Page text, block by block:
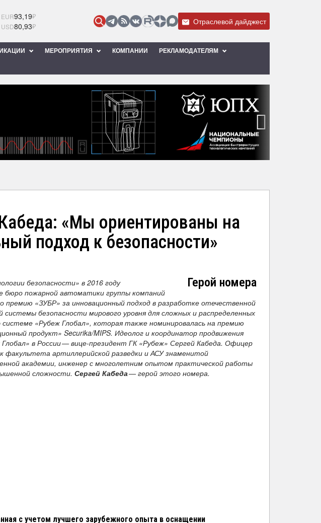
EUR93,19₽
USD80,93₽ Отраслевой дайджест
МЕРОПРИЯТИЯ КОМПАНИИ
РЕКЛАМОДАТЕЛЯМ
«Мы ориентированы на
подход к безопасности»
Герой номера
безопасности» в 2016 году
бюро пожарной автоматики группы компаний
премию «ЗУБР» за инновационный подход в разработке отечественной
системы безопасности мирового уровня для сложных и распределенных
системе «Рубеж Глобал», которая также номинировалась на премию
продукт» Securika/MIPS. Идеолог и координатор продвижения
в России — вице-президент ГК «Рубеж» Сергей Кабеда. Офицер
факультета артиллерийской разведки и АСУ знаменитой
академии, инженер с многолетним опытом практической работы
сложности. Сергей Кабеда— герой этого номера.
с учетом лучшего зарубежного опыта в оснащении